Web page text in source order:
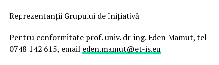
Reprezentanţii Grupului de Iniţiativă
Pentru conformitate prof. univ. dr. ing. Eden Mamut, tel
0748 142 615, email eden.mamut@et-is.eu